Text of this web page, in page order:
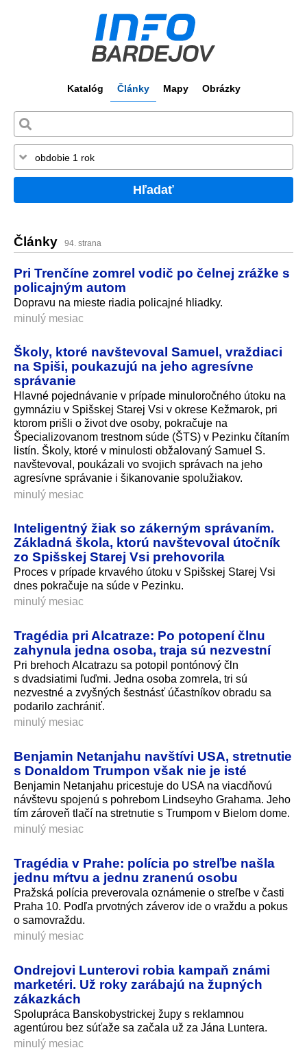
Katalóg Články Mapy Obrázky
Hľadať
Články 94. strana
Pri Trenčíne zomrel vodič po čelnej zrážke s
policajným autom
Dopravu na mieste riadia policajné hliadky.
minulý mesiac
Školy, ktoré navštevoval Samuel, vraždiaci
na Spiši, poukazujú na jeho agresívne
správanie
Hlavné pojednávanie v prípade minuloročného útoku na
gymnáziu v Spišskej Starej Vsi v okrese Kežmarok, pri
ktorom prišli o život dve osoby, pokračuje na
Špecializovanom trestnom súde (ŠTS) v Pezinku čítaním
listín. Školy, ktoré v minulosti obžalovaný Samuel S.
navštevoval, poukázali vo svojich správach na jeho
agresívne správanie i šikanovanie spolužiakov.
minulý mesiac
Inteligentný žiak so zákerným správaním.
Základná škola, ktorú navštevoval útočník
zo Spišskej Starej Vsi prehovorila
Proces v prípade krvavého útoku v Spišskej Starej Vsi
dnes pokračuje na súde v Pezinku.
minulý mesiac
Tragédia pri Alcatraze: Po potopení člnu
zahynula jedna osoba, traja sú nezvestní
Pri brehoch Alcatrazu sa potopil pontónový čln
s dvadsiatimi ľuďmi. Jedna osoba zomrela, tri sú
nezvestné a zvyšných šestnásť účastníkov obradu sa
podarilo zachrániť.
minulý mesiac
Benjamin Netanjahu navštívi USA, stretnutie
s Donaldom Trumpon však nie je isté
Benjamin Netanjahu pricestuje do USA na viacdňovú
návštevu spojenú s pohrebom Lindseyho Grahama. Jeho
tím zároveň tlačí na stretnutie s Trumpom v Bielom dome.
minulý mesiac
Tragédia v Prahe: polícia po streľbe našla
jednu mŕtvu a jednu zranenú osobu
Pražská polícia preverovala oznámenie o streľbe v časti
Praha 10. Podľa prvotných záverov ide o vraždu a pokus
o samovraždu.
minulý mesiac
Ondrejovi Lunterovi robia kampaň známi
marketéri. Už roky zarábajú na župných
zákazkách
Spolupráca Banskobystrickej župy s reklamnou
agentúrou bez súťaže sa začala už za Jána Luntera.
minulý mesiac